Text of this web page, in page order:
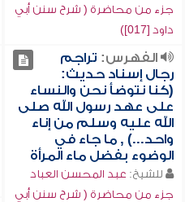
جزء من محاضرة ( شرح سنن أبي
داود [017])
الفهرس: تراجم
رجال إسناد حديث:
(كنا نتوضأ نحن والنساء
على عهد رسول الله صلى
الله عليه وسلم من إناء
واحد...) , ما جاء في
الوضوء بفضل ماء المرأة
للشيخ: عبد المحسن العباد
جزء من محاضرة ( شرح سنن أبي